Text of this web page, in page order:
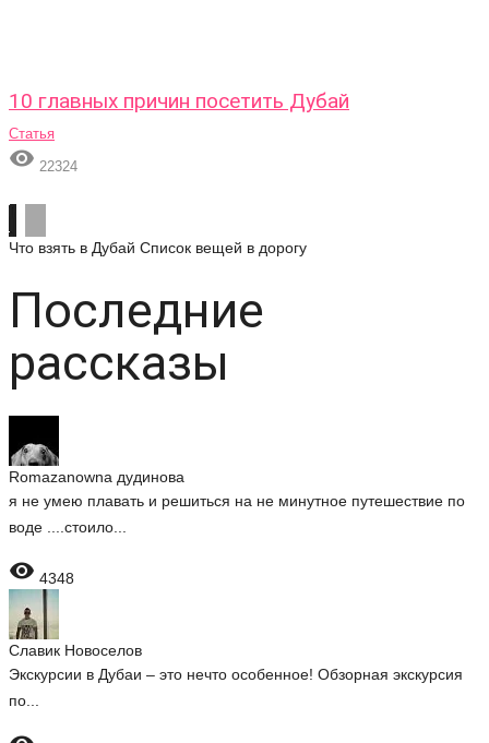
10 главных причин посетить Дубай
Статья
 22324
Что взять в Дубай Список вещей в дорогу
Последние
рассказы
Romazanowna дудинова
я не умею плавать и решиться на не минутное путешествие по
воде ....стоило...
 4348
Славик Новоселов
Экскурсии в Дубаи – это нечто особенное! Обзорная экскурсия
по...